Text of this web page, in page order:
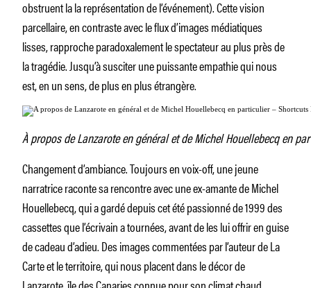
obstruent la la représentation de l’événement). Cette vision
parcellaire, en contraste avec le flux d’images médiatiques
lisses, rapproche paradoxalement le spectateur au plus près de
la tragédie. Jusqu’à susciter une puissante empathie qui nous
est, en un sens, de plus en plus étrangère.
À propos de Lanzarote en général et de Michel Houellebecq en
Changement d’ambiance. Toujours en voix-off, une jeune
narratrice raconte sa rencontre avec une ex-amante de Michel
Houellebecq, qui a gardé depuis cet été passionné de 1999 des
cassettes que l’écrivain a tournées, avant de les lui offrir en guise
de cadeau d’adieu. Des images commentées par l’auteur deLa
Carte et le territoire, qui nous placent dans le décor de
Lanzarote, île des Canaries connue pour son climat chaud